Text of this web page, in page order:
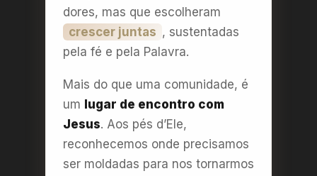
dores, mas que escolheram
crescer juntas , sustentadas
pela fé e pela Palavra.
Mais do que uma comunidade, é
um lugar de encontro com
Jesus. Aos pés d’Ele,
reconhecemos onde precisamos
ser moldadas para nos tornarmos